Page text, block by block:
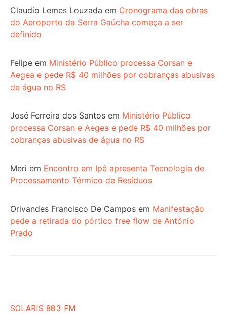
Claudio Lemes Louzada em Cronograma das obras
do Aeroporto da Serra Gaúcha começa a ser
definido
Felipe em Ministério Público processa Corsan e
Aegea e pede R$ 40 milhões por cobranças abusivas
de água no RS
José Ferreira dos Santos em Ministério Público
processa Corsan e Aegea e pede R$ 40 milhões por
cobranças abusivas de água no RS
Meri em Encontro em Ipê apresenta Tecnologia de
Processamento Térmico de Resíduos
Orivandes Francisco De Campos em Manifestação
pede a retirada do pórtico free flow de Antônio
Prado
SOLARIS 88.3 FM